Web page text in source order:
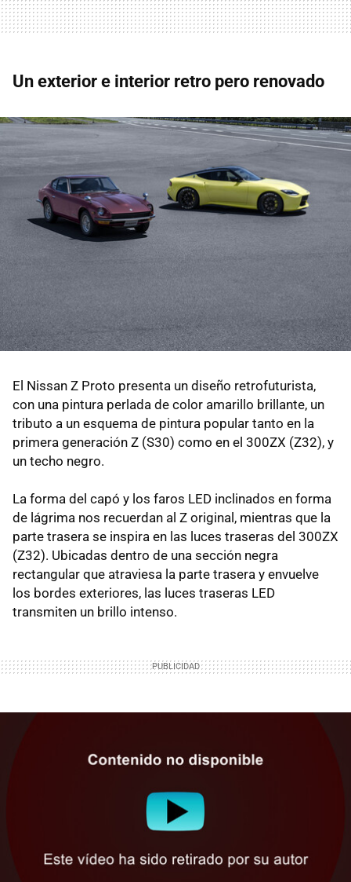
Un exterior e interior retro pero renovado
El Nissan Z Proto presenta un diseño retrofuturista,
con una pintura perlada de color amarillo brillante, un
tributo a un esquema de pintura popular tanto en la
primera generación Z (S30) como en el 300ZX (Z32), y
un techo negro.
La forma del capó y los faros LED inclinados en forma
de lágrima nos recuerdan al Z original, mientras que la
parte trasera se inspira en las luces traseras del 300ZX
(Z32). Ubicadas dentro de una sección negra
rectangular que atraviesa la parte trasera y envuelve
los bordes exteriores, las luces traseras LED
transmiten un brillo intenso.